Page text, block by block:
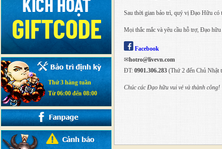
Thứ 3 hàng tuần
Từ 06:00 đến 08:00
Sau thời gian bảo trì, quý vị Đạo Hữu có
Mọi thắc mắc và yêu cầu hỗ trợ, Đạo
Facebook
✉hotro@livevn.com
ĐT: 0901.306.283 (Thứ 2 đến Chủ Nhật
Chúc các Đạo hữu vui vẻ và thành công!